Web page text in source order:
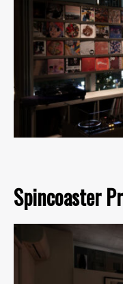
Spincoaster